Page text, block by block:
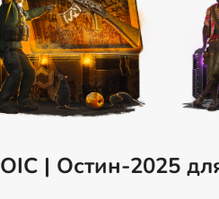
| Остин-2025